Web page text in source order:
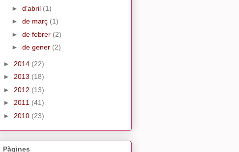
► d’abril (1)
► de març (1)
► de febrer (2)
► de gener (2)
► 2014 (22)
► 2013 (18)
► 2012 (13)
► 2011 (41)
► 2010 (23)
Pàgines